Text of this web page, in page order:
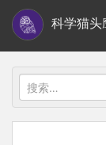
i
科学猫头
搜
索：